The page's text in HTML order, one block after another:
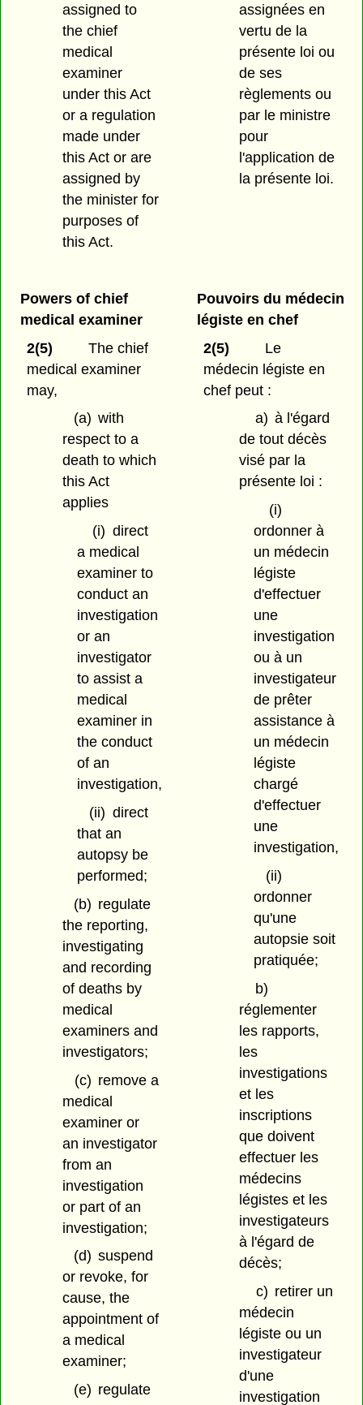
assigned to
the chief
medical
examiner
under this Act
or a regulation
made under
this Act or are
assigned by
the minister for
purposes of
this Act.
assignées en
vertu de la
présente loi ou
de ses
règlements ou
par le ministre
pour
l'application de
la présente loi.
Powers of chief
medical examiner
2(5)
The chief
medical examiner
may,
(a) with
respect to a
death to which
this Act
applies
(i) direct
a medical
examiner to
conduct an
investigation
or an
investigator
to assist a
medical
examiner in
the conduct
of an
investigation,
(ii) direct
that an
autopsy be
performed;
(b) regulate
the reporting,
investigating
and recording
of deaths by
medical
examiners and
investigators;
(c) remove a
medical
examiner or
an investigator
from an
investigation
or part of an
investigation;
(d) suspend
or revoke, for
cause, the
appointment of
a medical
examiner;
(e) regulate
Pouvoirs du médecin
légiste en chef
2(5)
Le
médecin légiste en
chef peut :
a) à l'égard
de tout décès
visé par la
présente loi :
(i)
ordonner à
un médecin
légiste
d'effectuer
une
investigation
ou à un
investigateur
de prêter
assistance à
un médecin
légiste
chargé
d'effectuer
une
investigation,
(ii)
ordonner
qu'une
autopsie soit
pratiquée;
b)
réglementer
les rapports,
les
investigations
et les
inscriptions
que doivent
effectuer les
médecins
légistes et les
investigateurs
à l'égard de
décès;
c) retirer un
médecin
légiste ou un
investigateur
d'une
investigation